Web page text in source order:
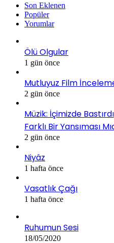
Son Eklenen
Popüler
Yorumlar
Ölü Olgular
1 gün önce
Mutluyuz Film
2 gün önce
Müzik: İçimizde
Farklı Bir Yansıması
2 gün önce
Niyâz
1 hafta önce
Vasatlık Çağı
1 hafta önce
Ruhumun Sesi
18/05/2020